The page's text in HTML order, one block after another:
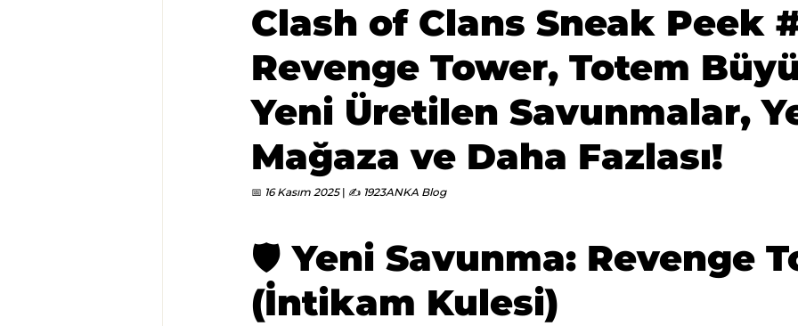
Clash of Clans Sneak Peek
Revenge Tower, Totem
Yeni Üretilen Savunmalar,
Mağaza ve Daha Fazlası!
📅 16 Kasım 2025 | ✍️ 1923ANKA Blog
🛡️ Yeni Savunma: Revenge
(İntikam Kulesi)